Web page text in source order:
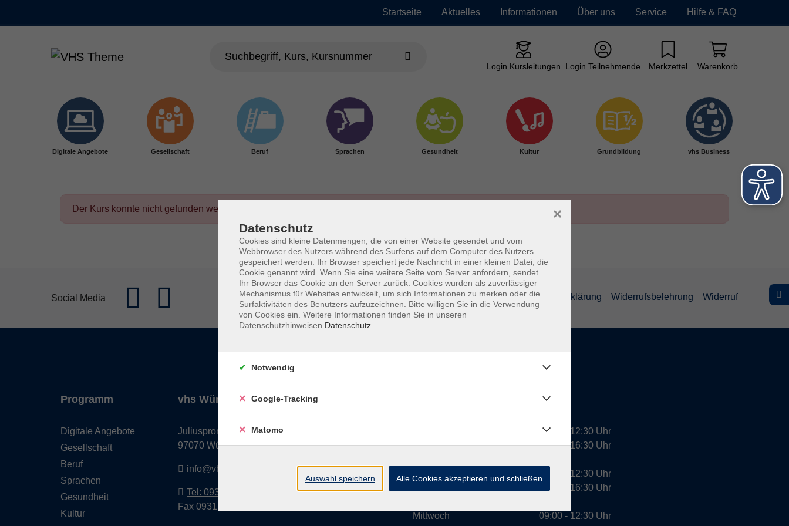
Startseite Aktuelles Informationen Über uns Service Hilfe & FAQ
Login Kursleitungen Login Teilnehmende Merkzettel Warenkorb
Digitale Angebote Gesellschaft Beruf Sprachen Gesundheit Kultur Grundbildung vhs Business
Der Kurs konnte nicht gefunden werden.
Social Media Impressum AGBs Datenschutzerklärung Barrierefreiheitserklärung Widerrufsbelehrung Widerruf
Programm
Digitale Angebote
Gesellschaft
Beruf
Sprachen
Gesundheit
Kultur
vhs Würzburg & Umgebung e. V.
Juliuspromenade 68
97070 Würzburg
info@vhs-wuerzburg.de
Tel: 0931 35593 0
Fax 0931 35593-20
Dienstag
Mittwoch
09:00 - 12:30 Uhr
13:00 - 16:30 Uhr
10:00 - 12:30 Uhr
13:00 - 16:30 Uhr
09:00 - 12:30 Uhr
Datenschutz
Cookies sind kleine Datenmengen, die von einer Website gesendet und vom
Webbrowser des Nutzers während des Surfens auf dem Computer des Nutzers
gespeichert werden. Ihr Browser speichert jede Nachricht in einer kleinen Datei, die
Cookie genannt wird. Wenn Sie eine weitere Seite vom Server anfordern, sendet
Ihr Browser das Cookie an den Server zurück. Cookies wurden als zuverlässiger
Mechanismus für Websites entwickelt, um sich Informationen zu merken oder die
Surfaktivitäten des Benutzers aufzuzeichnen. Bitte willigen Sie in die Verwendung
von Cookies ein. Weitere Informationen finden Sie in unseren
Datenschutzhinweisen. Datenschutz
×
Notwendig
Google-Tracking
Matomo
Auswahl speichern Alle Cookies akzeptieren und schließen